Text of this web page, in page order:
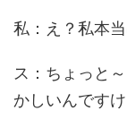
私：え？私本
ス：ちょっと
かしいんですけ